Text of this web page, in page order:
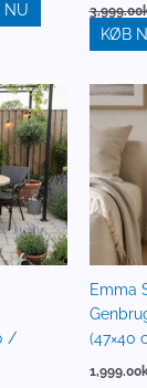
NU 3,999.00
KØB
/
Den
aktuelle
pris
er:
2,337.00kr..
Emma
(47×40
1,999.00